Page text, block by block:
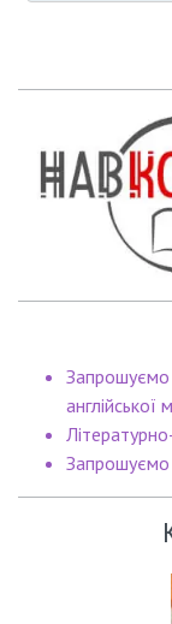
Запрошуємо
англійської
Запрошуємо